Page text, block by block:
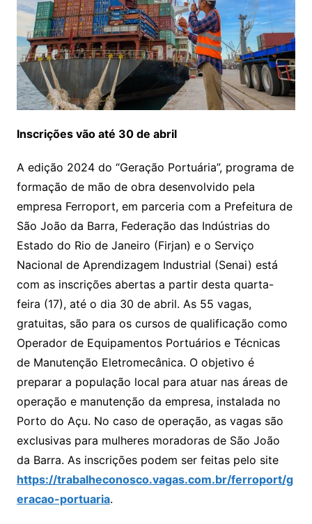
Inscrições vão até 30 de abril
A edição 2024 do “Geração Portuária”, programa de
formação de mão de obra desenvolvido pela
empresa Ferroport, em parceria com a Prefeitura de
São João da Barra, Federação das Indústrias do
Estado do Rio de Janeiro (Firjan) e o Serviço
Nacional de Aprendizagem Industrial (Senai) está
com as inscrições abertas a partir desta quarta-
feira (17), até o dia 30 de abril. As 55 vagas,
gratuitas, são para os cursos de qualificação como
Operador de Equipamentos Portuários e Técnicas
de Manutenção Eletromecânica. O objetivo é
preparar a população local para atuar nas áreas de
operação e manutenção da empresa, instalada no
Porto do Açu. No caso de operação, as vagas são
exclusivas para mulheres moradoras de São João
da Barra. As inscrições podem ser feitas pelo site
https://trabalheconosco.vagas.com.br/ferroport/g
eracao-portuaria.